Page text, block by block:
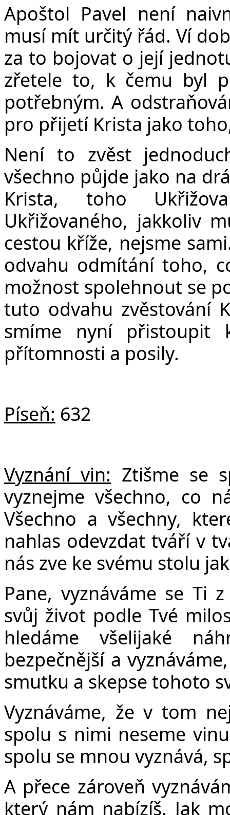
Apoštol Pavel není
musí mít určitý řád. Ví
za to bojovat o její
zřetele to, k čemu byl
potřebným. A
pro přijetí Krista jako
Není to zvěst
všechno půjde jako na
Krista, toho
Ukřižovaného, jakkoliv
cestou kříže, nejsme
odvahu odmítání toho,
možnost spolehnout se
tuto odvahu zvěstování
smíme nyní přistoupit
přítomnosti a posily.
Píseň: 632
Vyznání vin: Ztišme se
vyznejme všechno, co
Všechno a všechny,
nahlas odevzdat tváří v
nás zve ke svému stolu
Pane, vyznáváme se Ti
svůj život podle Tvé
hledáme všelijaké
bezpečnější a
smutku a skepse tohoto
Vyznáváme, že v tom
spolu s nimi neseme
spolu se mnou vyznává,
A přece zároveň
který nám nabízíš. Jak